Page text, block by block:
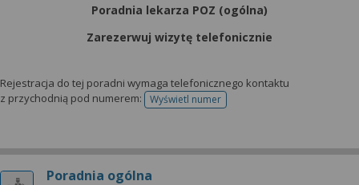
Poradnia lekarza POZ (ogólna)
Zarezerwuj wizytę telefonicznie
Rejestracja do tej poradni wymaga telefonicznego kontaktu
z przychodnią pod numerem:
Wyświetl numertelefonu do rejestracji
Poradnia ogólna